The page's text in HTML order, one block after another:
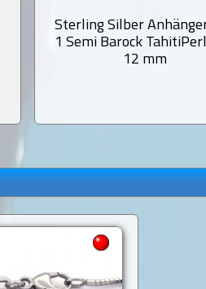
Sterling Silber
1 Semi Barock
12 mm